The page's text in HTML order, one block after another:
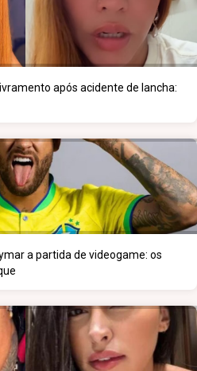
após acidente de lancha:
a partida de videogame: os